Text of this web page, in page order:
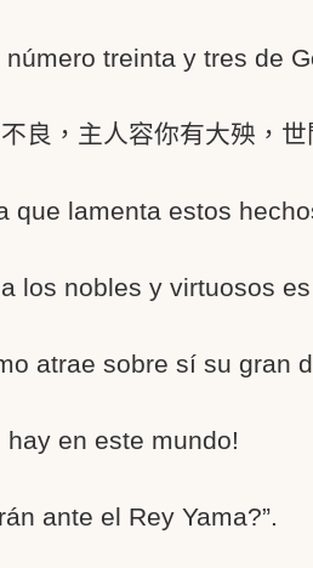
treinta y tres de
良，主人容你有大殃，
que lamenta estos
los nobles y virtuosos
atrae sobre sí su gran
hay en este mundo!
ante el Rey Yama?”.